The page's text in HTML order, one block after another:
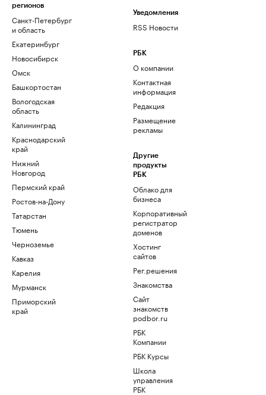
регионов
Санкт-Петербург
и область
Екатеринбург
Новосибирск
Омск
Башкортостан
Вологодская
область
Калининград
Краснодарский
край
Нижний
Новгород
Пермский край
Ростов-на-Дону
Татарстан
Тюмень
Черноземье
Кавказ
Карелия
Мурманск
Приморский
край
Уведомления
RSS Новости
РБК
О компании
Контактная
информация
Редакция
Размещение
рекламы
Другие
продукты
РБК
Облако для
бизнеса
Корпоративный
регистратор
доменов
Хостинг
сайтов
Рег.решения
Знакомства
Сайт
знакомств
podbor.ru
РБК
Компании
РБК Курсы
Школа
управления
РБК